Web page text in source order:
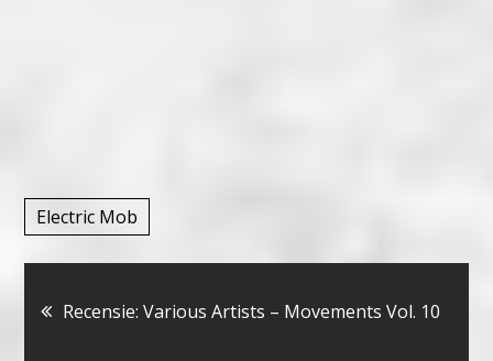
Electric Mob
Bericht
Recensie: Various Artists – Movements Vol. 10